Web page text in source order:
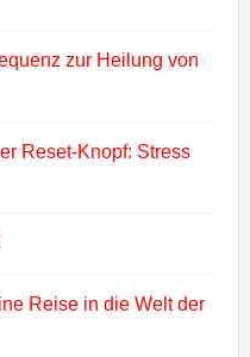
zur Heilung von
Reset-Knopf: Stress
Reise in die Welt der